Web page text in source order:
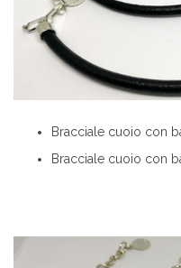
Bracciale cuoio con
Bracciale cuoio con